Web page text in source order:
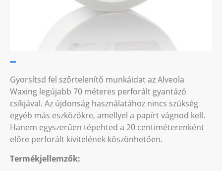
Gyorsítsd fel szőrtelenítő munkáidat az Alveola
Waxing legújabb 70 méteres perforált gyantázó
csíkjával. Az újdonság használatához nincs szükség
egyéb más eszközökre, amellyel a papírt vágnod kell.
Hanem egyszerűen tépehted a 20 centiméterenként
előre perforált kivitelének köszönhetően.
Termékjellemzők: